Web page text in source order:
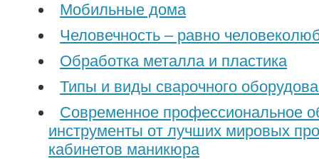
Мобильные дома
Человечность – равно
Обработка металла и пластика
Типы и виды сварочного
Современное профессиональное
инструменты от лучших мировых
кабинетов маникюра